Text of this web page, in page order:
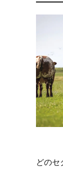
どのセ